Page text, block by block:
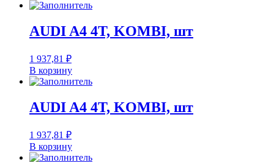
AUDI A4 4T, KOMBI, шт
1 937,81 ₽
В корзину
AUDI A4 4T, KOMBI, шт
1 937,81 ₽
В корзину